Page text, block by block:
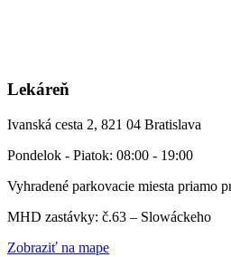
Lekáreň
Ivanská cesta 2, 821 04 Bratislava
Pondelok - Piatok: 08:00 - 19:00
Vyhradené parkovacie miesta priamo
MHD zastávky: č.63 – Slowáckeho
Zobraziť na mape